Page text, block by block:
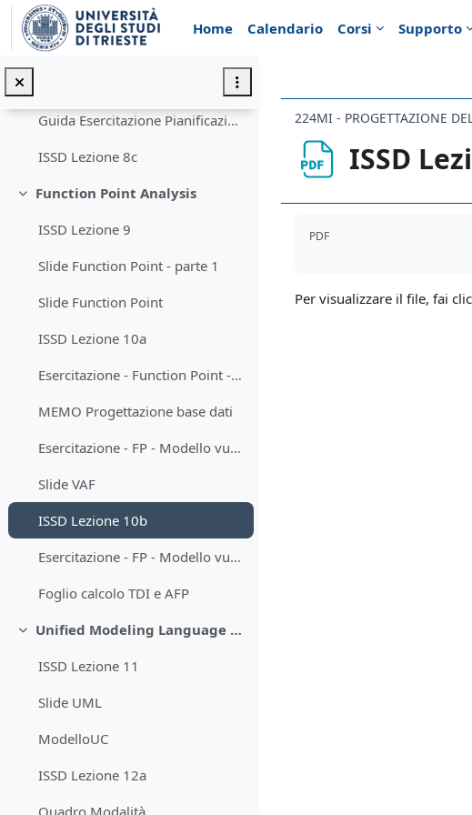
Vai al contenuto principale
Home
Calendario Corsi Supporto
ISSD Lezione 8a
Guida Esercitazione Pianificazione di un progetto
ISSD Lezione 8c
Minimizza
Function Point Analysis
ISSD Lezione 9
Slide Function Point - parte 1
Slide Function Point
ISSD Lezione 10a
Esercitazione - Function Point - Tabelle
MEMO Progettazione base dati
Esercitazione - FP - Modello vuoto per soluzione
Slide VAF
ISSD Lezione 10b
Esercitazione - FP - Modello vuoto per soluzione (II parte)
Foglio calcolo TDI e AFP
Minimizza
Unified Modeling Language (UML)
ISSD Lezione 11
Slide UML
ModelloUC
ISSD Lezione 12a
ISSD
PDF
Per visualizzare il file, fai